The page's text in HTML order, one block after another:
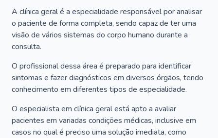
A clínica geral é a especialidade responsável por analisar
o paciente de forma completa, sendo capaz de ter uma
visão de vários sistemas do corpo humano durante a
consulta.
O profissional dessa área é preparado para identificar
sintomas e fazer diagnósticos em diversos órgãos, tendo
conhecimento em diferentes tipos de especialidade.
O especialista em clínica geral está apto a avaliar
pacientes em variadas condições médicas, inclusive em
casos no qual é preciso uma solução imediata, como